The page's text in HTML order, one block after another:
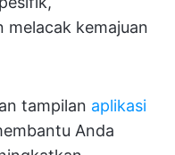
melacak kemajuan
tampilan aplikasi
Anda